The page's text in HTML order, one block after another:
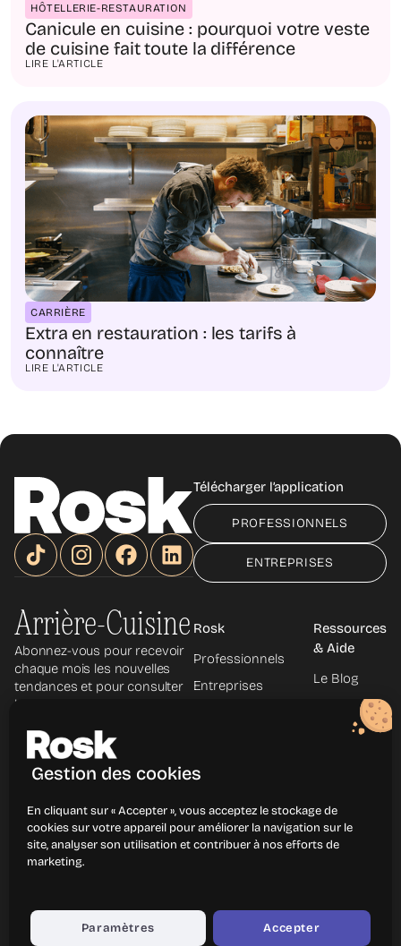
HÔTELLERIE-RESTAURATION
Canicule en cuisine : pourquoi votre veste
de cuisine fait toute la différence
LIRE L'ARTICLE
CARRIÈRE
Extra en restauration : les tarifs à
connaître
LIRE L'ARTICLE
Arrière-Cuisine
Abonnez-vous pour recevoir
chaque mois les nouvelles
tendances et pour consulter
les archives.
Rosk
Professionnels
Entreprises
Ressources
& Aide
Le Blog
Le Podcast
Contact
Télécharger l’application
PROFESSIONNELS
ENTREPRISES
© Rosk - Tous droits réservés
Mentions légales
CGP
Gestion des cookies
En cliquant sur « Accepter », vous acceptez le stockage de
cookies sur votre appareil pour améliorer la navigation sur le
site, analyser son utilisation et contribuer à nos efforts de
marketing.
Accepter
Paramètres